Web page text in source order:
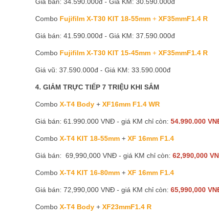
Combo Fujifilm X-T30 KIT 18-55mm + XF35mmF1.4 R
Giá bán: 41.590.000đ - Giá KM: 37.590.000đ
Combo Fujifilm X-T30 KIT 15-45mm + XF35mmF1.4 R
Giá vũ: 37.590.000đ - Giá KM: 33.590.000đ
4. GIẢM TRỰC TIẾP 7 TRIỆU KHI SẮM
Combo X-T4 Body + XF16mm F1.4 WR
Giá bán: 61.990.000 VNĐ - giá KM chỉ còn: 54.990.000
Combo X-T4 KIT 18-55mm + XF 16mm F1.4
Giá bán: 69,990,000 VNĐ - giá KM chỉ còn: 62,990,000
Combo X-T4 KIT 16-80mm + XF 16mm F1.4
Giá bán: 72,990,000 VNĐ - giá KM chỉ còn: 65,990,000
Combo X-T4 Body + XF23mmF1.4 R